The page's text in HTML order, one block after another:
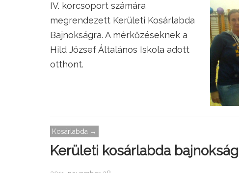
IV. korcsoport számára
megrendezett Kerületi Kosárlabda
Bajnokságra. A mérkőzéseknek a
Hild József Általános Iskola adott
otthont.
Kosárlabda →
Kerületi kosárlabda bajnokság